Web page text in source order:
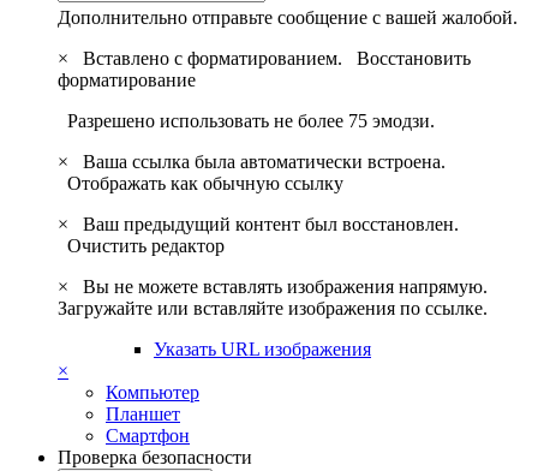
Дополнительно отправьте сообщение с вашей жалобой.
×
Вставлено с форматированием. Восстановить
форматирование
Разрешено использовать не более 75 эмодзи.
×
Ваша ссылка была автоматически встроена.
Отображать как обычную ссылку
×
Ваш предыдущий контент был восстановлен.
Очистить редактор
×
Вы не можете вставлять изображения напрямую.
Загружайте или вставляйте изображения по ссылке.
Указать URL изображения
×
Компьютер
Планшет
Смартфон
Проверка безопасности